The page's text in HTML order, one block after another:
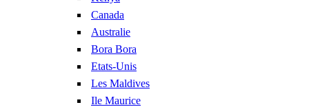
Canada
Australie
Bora Bora
Etats-Unis
Les Maldives
Ile Maurice